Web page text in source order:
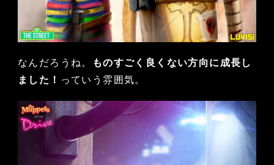
なんだろうね。
ものすごく良くない方向に成長し
ました！ っていう雰囲気。